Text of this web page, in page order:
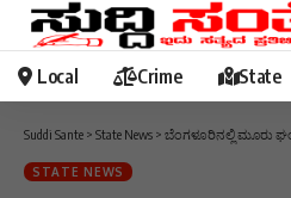
Local Crime State
Suddi Sante > State News > ಬೆಂಗಳೂರಿನಲ್ಲಿ ಮೂರು ಘಂಟೆಗಳ ಚೇಸಿಂಗ್ –
STATE NEWS